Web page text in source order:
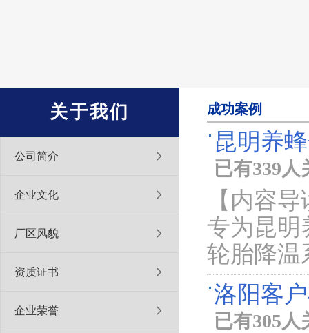
关于我们
公司简介
企业文化
厂区风貌
资质证书
企业荣誉
成功案例
昆明养
已有339
【内容
专为昆明
轮胎降温
洛阳客
已有305